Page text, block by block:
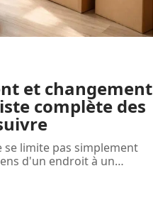
et changement
complète des
se limite pas simplement
d'un endroit à un…